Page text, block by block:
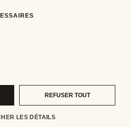
REFUSER TOUT
LES DÉTAILS